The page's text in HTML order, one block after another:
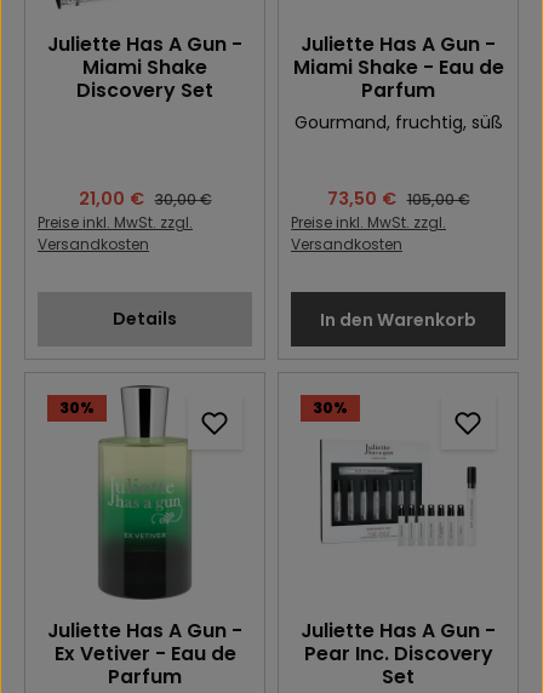
Juliette Has A Gun -
Miami Shake
Discovery Set
Verkaufspreis:
21,00 € Regulärer Preis:
30,00 €
Preise inkl. MwSt. zzgl.
Versandkosten
Details
Juliette Has A Gun -
Miami Shake - Eau de
Parfum
Gourmand, fruchtig, süß
Verkaufspreis:
73,50 € Regulärer Preis:
105,00 €
Preise inkl. MwSt. zzgl.
Versandkosten
In den Warenkorb
30%
Juliette Has A Gun -
Ex Vetiver - Eau de
Parfum
30%
Juliette Has A Gun -
Pear Inc. Discovery
Set